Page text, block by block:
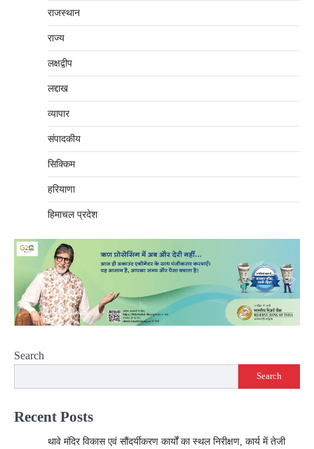
राजस्थान
राज्य
लक्षद्वीप
लद्दाख
व्यापार
संपादकीय
सिक्किम
हरियाणा
हिमाचल प्रदेश
Search
Search
Recent Posts
थावे मंदिर विकास एवं सौंदर्यीकरण कार्यों का स्थल निरीक्षण, कार्य में तेजी